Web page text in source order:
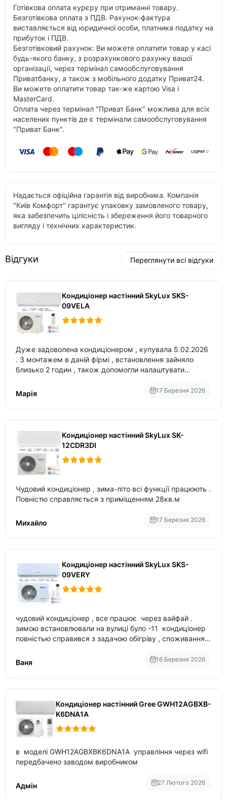
Готівкова оплата курєру при отриманні товару.
Безготівкова оплата з ПДВ. Рахунок-фактура
виставляється від юридичної особи, платника податку на
прибуток і ПДВ.
Безготівковий рахунок: Ви можете оплатити товар у касі
будь-якого банку, з розрахункового рахунку вашої
організації, через термінал самообслуговування
Приватбанку, а також з мобільного додатку Приват24.
Ви можете оплатити товар так-же картою Visa і
MasterCard.
Оплата через термінал "Приват Банк" можлива для всіх
населених пунктів де є термінали самообслуговування
"Приват Банк".
Надається офіційна гарантія від виробника. Компанія
"Київ Комфорт" гарантує упаковку замовленого товару,
яка забезпечить цілісність і збереження його товарного
вигляду і технічних характеристик.
Відгуки Переглянути всі відгуки
Кондиціонер настінний SkyLux SKS-
09VELA
Дуже задоволена кондиціонером , купувала 5.02.2026
. З монтажем в даній фірмі , встановлення зайняло
близько 2 годин , також допомогли налаштувати
Марія
17 Березня 2026
Кондиціонер настінний SkyLux SK-
12CDR3DI
Чудовий кондиціонер , зима-літо всі функції працюють .
Повністю справляється з приміщенням 28кв.м
Михайло 17 Березня 2026
Кондиціонер настінний SkyLux SKS-
09VERY
чудовий кондиціонер , все працює через вайфай .
зимою встановлювали на вулиці було -11 кондиціонер
повністью справився з задачою обігріву , споживання
температури
Ваня 16 Березня 2026
Кондиціонер настінний Gree GWH12AGBXB-
K6DNA1A
в моделі GWH12AGBXBK6DNA1A управління через wifi
передбачено заводом виробником
Адмін 27 Лютого 2026